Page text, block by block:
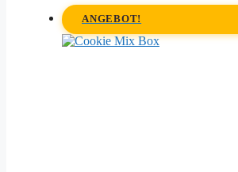
auf
der
Produktseite
gewählt
ANGEBOT!